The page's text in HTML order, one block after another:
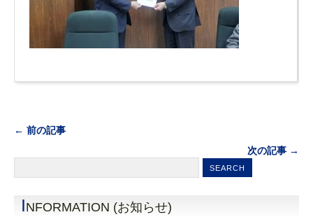
← 前の記事
次の記事 →
INFORMATION (お知らせ)